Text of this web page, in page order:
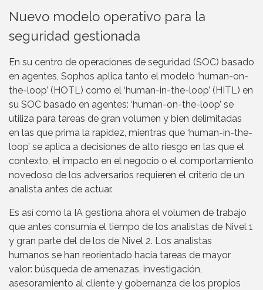
Nuevo modelo operativo para la
seguridad gestionada
En su centro de operaciones de seguridad (SOC) basado
en agentes, Sophos aplica tanto el modelo ‘human-on-
the-loop’ (HOTL) como el ‘human-in-the-loop’ (HITL) en
su SOC basado en agentes: ‘human-on-the-loop’ se
utiliza para tareas de gran volumen y bien delimitadas
en las que prima la rapidez, mientras que ‘human-in-the-
loop’ se aplica a decisiones de alto riesgo en las que el
contexto, el impacto en el negocio o el comportamiento
novedoso de los adversarios requieren el criterio de un
analista antes de actuar.
Es así como la IA gestiona ahora el volumen de trabajo
que antes consumía el tiempo de los analistas de Nivel 1
y gran parte del de los de Nivel 2. Los analistas
humanos se han reorientado hacia tareas de mayor
valor: búsqueda de amenazas, investigación,
asesoramiento al cliente y gobernanza de los propios